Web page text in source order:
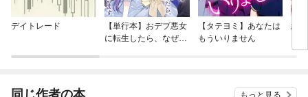
デイトレード
【単行本】おデブ悪女
に転生したら、なぜか
【タテヨミ】あなたは
もういりません
結
もっと見る